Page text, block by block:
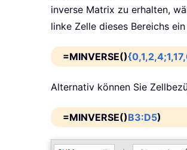
inverse Matrix zu erhalten,
linke Zelle dieses Bereichs
=MINVERSE()
Alternativ können Sie
=MINVERSE()B3:D5)